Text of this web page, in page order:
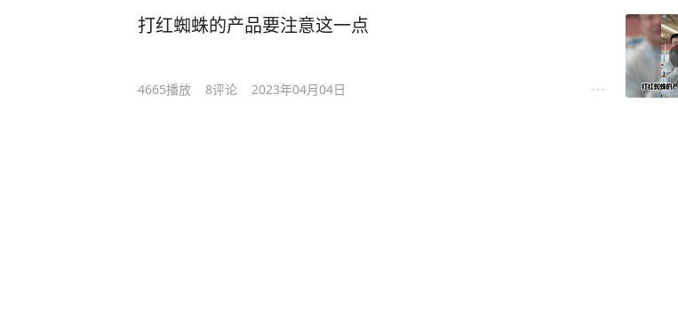
打红蜘蛛的产品要注意这一点
4665播放 8评论 2023年04月04日